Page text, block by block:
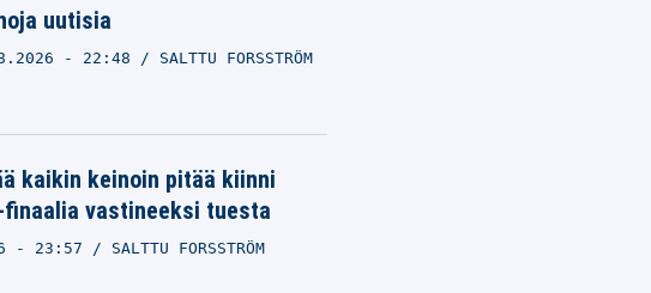
uutisia
- 22:48 SALTTU FORSSTRÖM
kaikin keinoin pitää kiinni
vastineeksi tuesta
- 23:57 SALTTU FORSSTRÖM